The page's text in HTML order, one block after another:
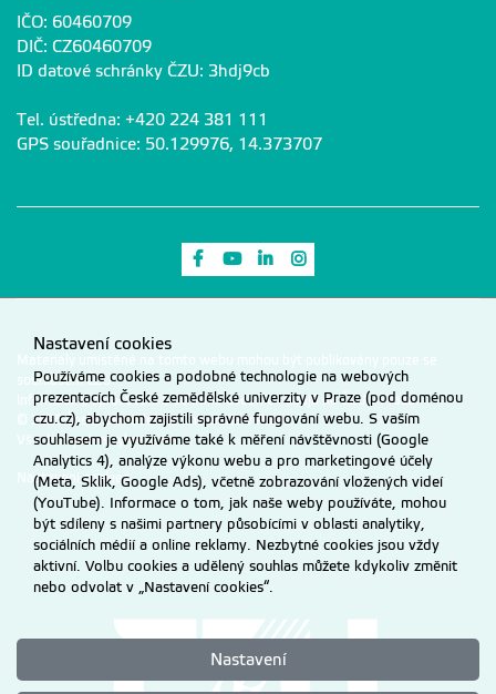
IČO: 60460709
DIČ: CZ60460709
ID datové schránky ČZU: 3hdj9cb
Tel. ústředna: +420 224 381 111
GPS souřadnice: 50.129976, 14.373707
Odkaz na Facebook
Odkaz na Youtube
Odkaz na LinkedIn
Materiály umístěné na tomto webu mohou být publikovány pouze se
souhlasem ČZU.
Informace o zpracování a ochraně osobních údajů na ČZU v Praze.
© 2026 Česká zemědělská univerzita v Praze
Všechna práva vyhrazena
Nastavení cookies
Nastavení cookies
Používáme cookies a podobné technologie na webových
prezentacích České zemědělské univerzity v Praze (pod doménou
czu.cz), abychom zajistili správné fungování webu. S vaším
souhlasem je využíváme také k měření návštěvnosti (Google
Analytics 4), analýze výkonu webu a pro marketingové účely
(Meta, Sklik, Google Ads), včetně zobrazování vložených videí
(YouTube). Informace o tom, jak naše weby používáte, mohou
být sdíleny s našimi partnery působícími v oblasti analytiky,
sociálních médií a online reklamy. Nezbytné cookies jsou vždy
aktivní. Volbu cookies a udělený souhlas můžete kdykoliv změnit
nebo odvolat v „Nastavení cookies“.
Nastavení